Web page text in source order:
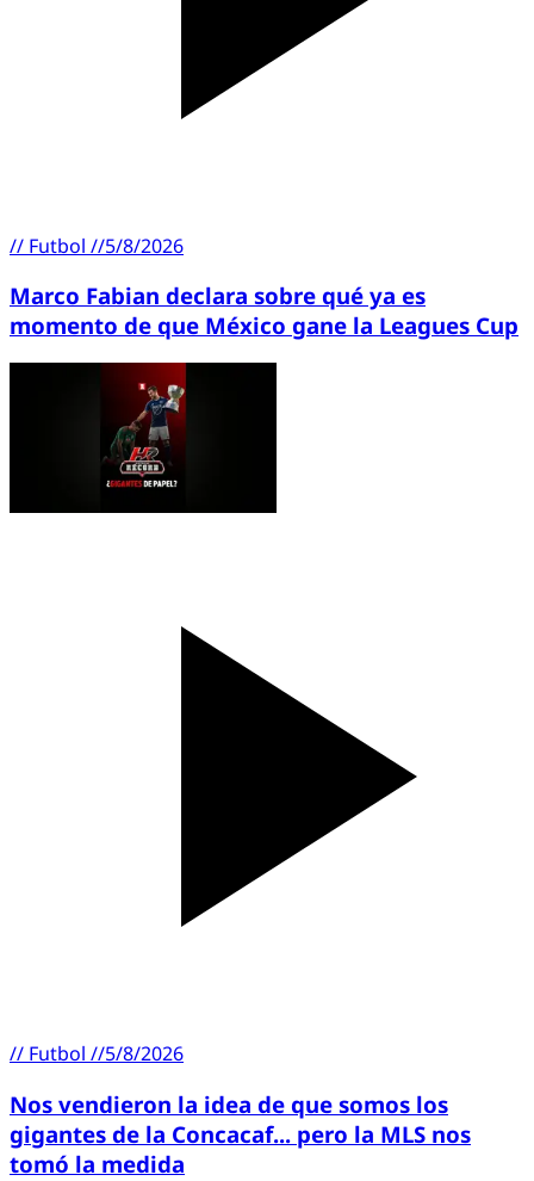
// Futbol //5/8/2026
Marco Fabian declara sobre qué ya es
momento de que México gane la Leagues Cup
// Futbol //5/8/2026
Nos vendieron la idea de que somos los
gigantes de la Concacaf... pero la MLS nos
tomó la medida